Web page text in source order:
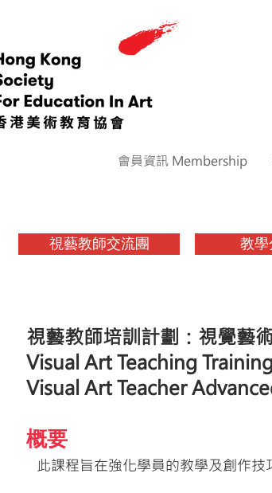
會員資訊 Membership
視藝教師交流團 教學
視藝教師培訓計劃：視覺藝
Visual Art Teaching Training
Visual Art Teacher
概要
此課程旨在強化學員的教學及創作